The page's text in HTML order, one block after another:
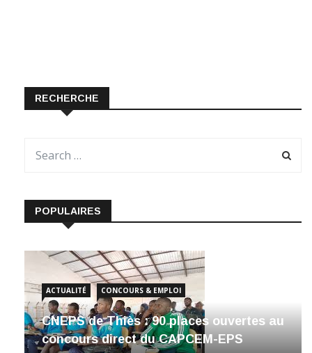
RECHERCHE
POPULAIRES
ACTUALITÉ CONCOURS & EMPLOI
CNEPS de Thiès : 90 places ouvertes au
concours direct du CAPCEM-EPS